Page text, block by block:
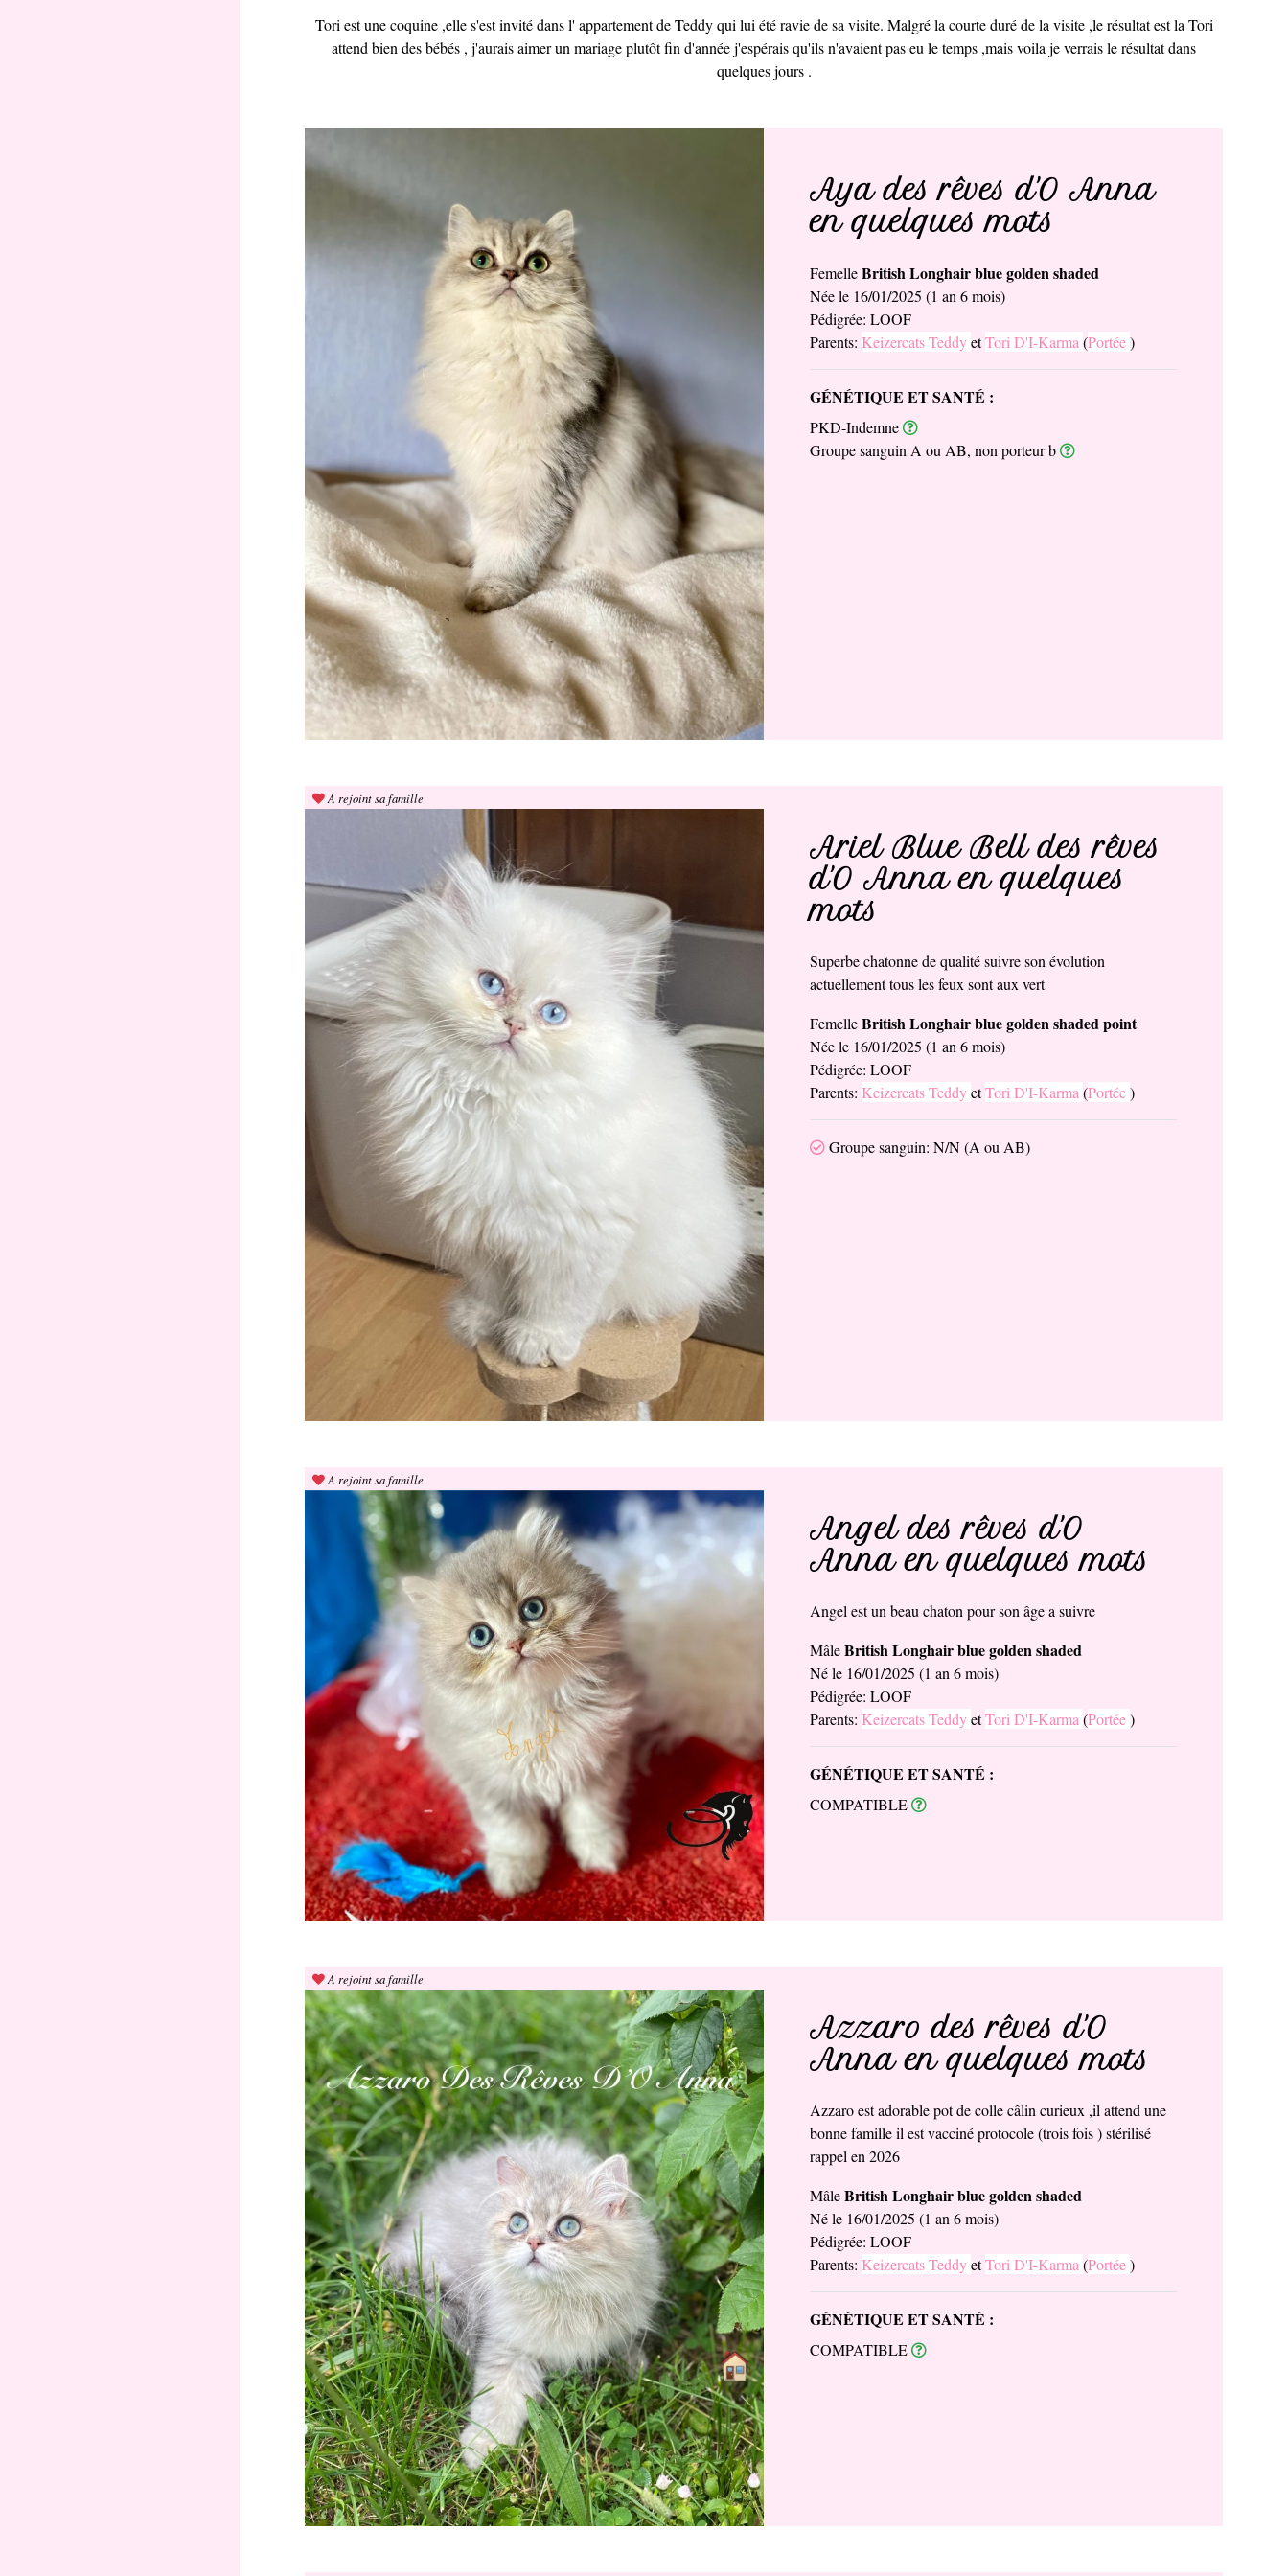
Tori est une coquine ,elle s'est invité dans l' appartement de Teddy qui lui été ravie de sa visite. Malgré la courte duré de la visite ,le résultat est la Tori
attend bien des bébés , j'aurais aimer un mariage plutôt fin d'année j'espérais qu'ils n'avaient pas eu le temps ,mais voila je verrais le résultat dans
quelques jours .
Aya des rêves d'O Anna
en quelques mots
FemelleBritish Longhair blue golden shaded
Née le 16/01/2025 (1 an 6 mois)
Pédigrée: LOOF
Parents: Keizercats TeddyetTori D'I-Karma (Portée)
GÉNÉTIQUE ET SANTÉ :
PKD-Indemne
Groupe sanguin A ou AB, non porteur b
A rejoint sa famille
Ariel Blue Bell des rêves
d'O Anna en quelques
mots
Superbe chatonne de qualité suivre son évolution
actuellement tous les feux sont aux vert
FemelleBritish Longhair blue golden shaded point
Née le 16/01/2025 (1 an 6 mois)
Pédigrée: LOOF
Parents: Keizercats TeddyetTori D'I-Karma(Portée)
Groupe sanguin: N/N (A ou AB)
A rejoint sa famille
Angel des rêves d'O
Anna en quelques mots
Angel est un beau chaton pour son âge a suivre
MâleBritish Longhair blue golden shaded
Né le 16/01/2025 (1 an 6 mois)
Pédigrée: LOOF
Parents: Keizercats TeddyetTori D'I-Karma(Portée)
GÉNÉTIQUE ET SANTÉ :
COMPATIBLE
A rejoint sa famille
Azzaro des rêves d'O
Anna en quelques mots
Azzaro est adorable pot de colle câlin curieux ,il attend une
bonne famille il est vacciné protocole (trois fois ) stérilisé
rappel en 2026
MâleBritish Longhair blue golden shaded
Né le 16/01/2025 (1 an 6 mois)
Pédigrée: LOOF
Parents: Keizercats TeddyetTori D'I-Karma(Portée)
GÉNÉTIQUE ET SANTÉ :
COMPATIBLE